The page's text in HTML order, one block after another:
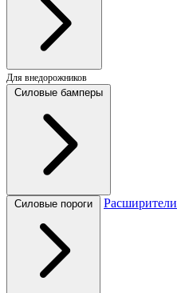
Для внедорожников
Силовые бамперы
Силовые пороги Расширители